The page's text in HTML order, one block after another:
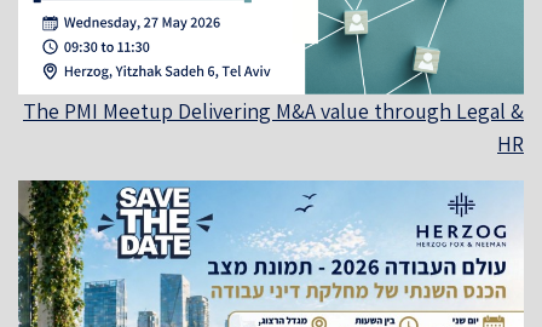
The PMI Meetup Delivering M&A value through Legal &
HR